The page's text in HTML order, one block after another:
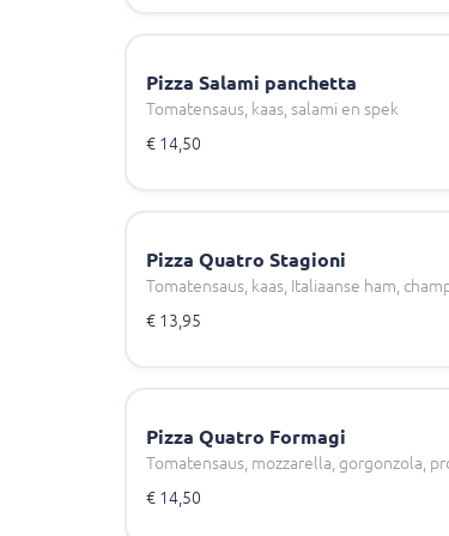
Pizza Salami panchetta
Tomatensaus, kaas, salami en spek
€ 14,50
Pizza Quatro Stagioni
Tomatensaus, kaas, Italiaanse ham,
€ 13,95
Pizza Quatro Formagi
Tomatensaus, mozzarella, gorgonzola,
€ 14,50